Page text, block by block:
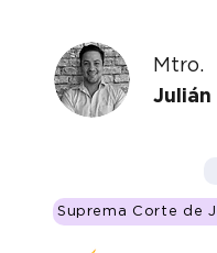
Mtro.
Julián
Suprema Corte de